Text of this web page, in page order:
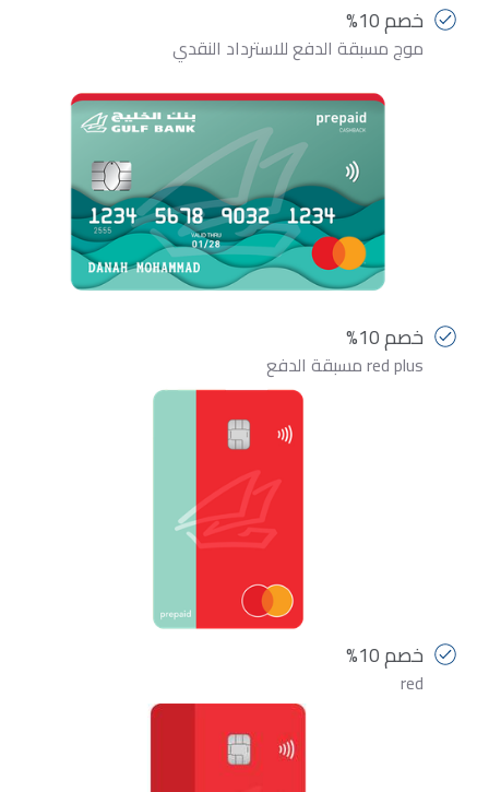
خصم 10%
موج مسبقة الدفع للاسترداد النقدي
خصم 10%
red plus مسبقة الدفع
خصم 10%
red